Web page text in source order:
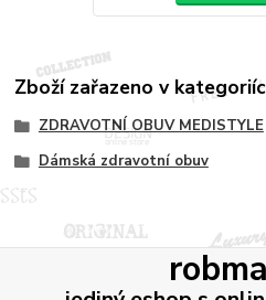
Zboží zařazeno v
ZDRAVOTNÍ OBUV MEDISTYLE
Dámská zdravotní obuv